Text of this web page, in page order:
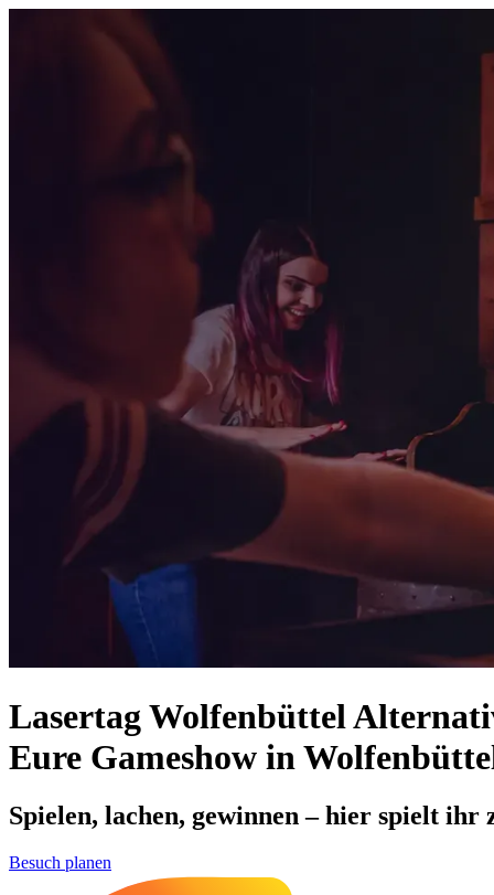
Lasertag Wolfenbüttel
Eure Gameshow in
Spielen, lachen, gewinnen – hier spielt ihr
Besuch planen